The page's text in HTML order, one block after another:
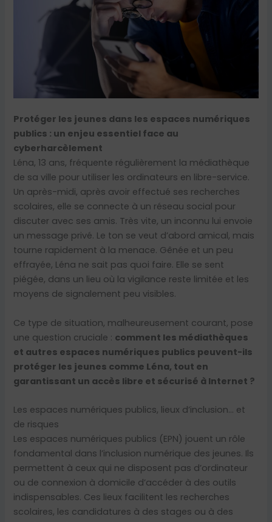
Protéger les jeunes dans les espaces numériques
publics : un enjeu essentiel face au
cyberharcèlement
Léna, 13 ans, fréquente régulièrement la médiathèque
de sa ville pour utiliser les ordinateurs en libre-service.
Un après-midi, après avoir effectué ses recherches
scolaires, elle se connecte à un réseau social pour
discuter avec ses amis. Très vite, un inconnu lui envoie
un message privé. Le ton se veut d’abord amical, mais
tourne rapidement à la menace. Gênée et un peu
effrayée, Léna ne sait pas quoi faire. Elle se sent
piégée, dans un lieu où la vigilance reste limitée et les
moyens de signalement peu visibles.
Ce type de situation, malheureusement courant, pose
une question cruciale : comment les médiathèques
et autres espaces numériques publics peuvent-ils
protéger les jeunes comme Léna, tout en
garantissant un accès libre et sécurisé à Internet ?
Les espaces numériques publics, lieux d’inclusion… et
de risques
Les espaces numériques publics (EPN) jouent un rôle
fondamental dans l’inclusion numérique des jeunes. Ils
permettent à ceux qui ne disposent pas d’ordinateur
ou de connexion à domicile d’accéder à des outils
indispensables. Ces lieux facilitent les recherches
scolaires, les candidatures à des stages ou à des